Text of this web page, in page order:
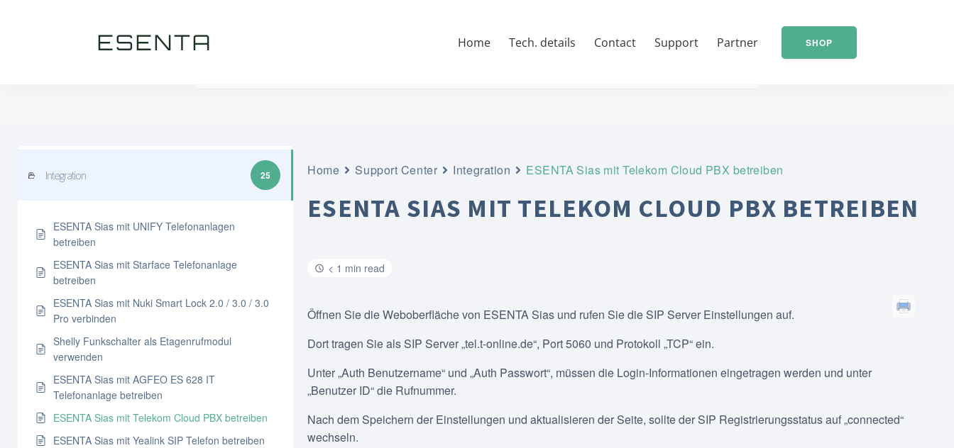
ESENTA Home Tech. details Contact Support Partner SHOP
Integration 25
ESENTA Sias mit UNIFY Telefonanlagen
betreiben
ESENTA Sias mit Starface Telefonanlage
betreiben
ESENTA Sias mit Nuki Smart Lock 2.0 / 3.0 / 3.0
Pro verbinden
Shelly Funkschalter als Etagenrufmodul
verwenden
ESENTA Sias mit AGFEO ES 628 IT
Telefonanlage betreiben
ESENTA Sias mit Telekom Cloud PBX betreiben
ESENTA Sias mit Yealink SIP Telefon betreiben
Home Support Center Integration ESENTA Sias mit Telekom Cloud PBX betreiben
ESENTA SIAS MIT TELEKOM CLOUD PBX BETREIBEN
< 1 min read
Öffnen Sie die Weboberfläche von ESENTA Sias und rufen Sie die SIP Server Einstellungen auf.
Dort tragen Sie als SIP Server „tel.t-online.de“, Port 5060 und Protokoll „TCP“ ein.
Unter „Auth Benutzername“ und „Auth Passwort“, müssen die Login-Informationen eingetragen werden und unter
„Benutzer ID“ die Rufnummer.
Nach dem Speichern der Einstellungen und aktualisieren der Seite, sollte der SIP Registrierungsstatus auf „connected“
wechseln.